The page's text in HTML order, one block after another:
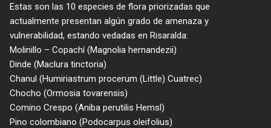
Estas son las 10 especies de flora priorizadas que
actualmente presentan algún grado de amenaza y
vulnerabilidad, estando vedadas en Risaralda:
Molinillo – Copachí (Magnolia hernandezii)
Dinde (Maclura tinctoria)
Chanul (Humiriastrum procerum (Little) Cuatrec)
Chocho (Ormosia tovarensis)
Comino Crespo (Aniba perutilis Hemsl)
Pino colombiano (Podocarpus oleifolius)